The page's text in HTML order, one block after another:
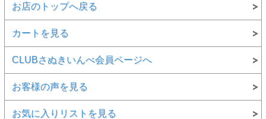
お店のトップへ戻る
カートを見る
CLUBさぬきいんべ会員ページへ
お客様の声を見る
お気に入りリストを見る